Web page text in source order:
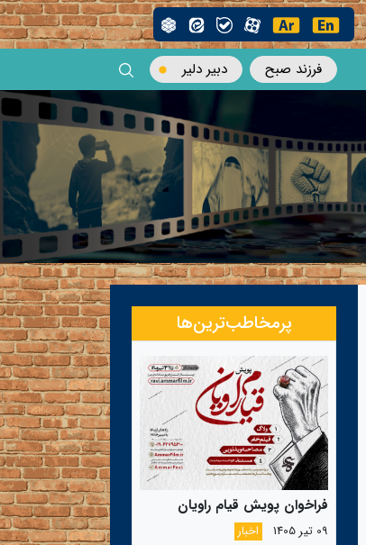
فرزند صبح دبیر دلیر
پرمخاطب‌ترین‌ها
فراخوان پویش قیام راویان
09 تیر 1405
اخبار